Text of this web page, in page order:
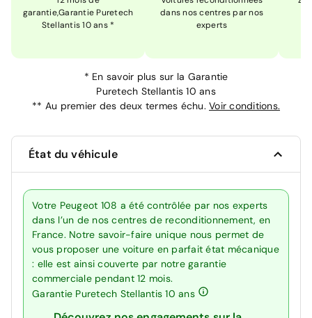
garantie,Garantie Puretech
Stellantis 10 ans *
dans nos centres par nos
experts
* En savoir plus sur la Garantie
Puretech Stellantis 10 ans
** Au premier des deux termes échu. Voir conditions.
État du véhicule
Votre Peugeot 108 a été contrôlée par nos experts
dans l’un de nos centres de reconditionnement, en
France. Notre savoir-faire unique nous permet de
vous proposer une voiture en parfait état mécanique
: elle est ainsi couverte par notre garantie
commerciale pendant 12 mois.
Garantie Puretech Stellantis 10 ans